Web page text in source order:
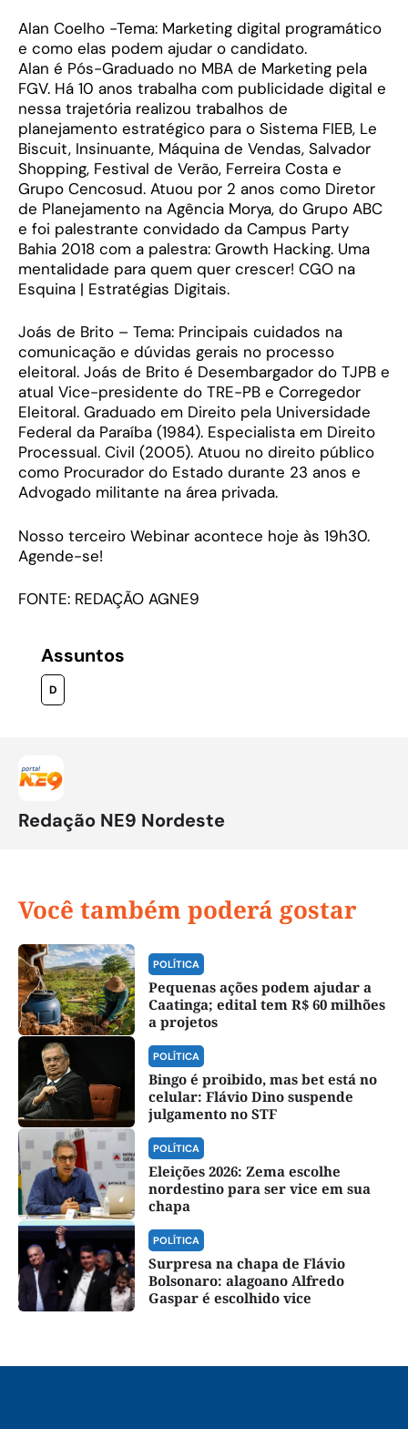
Alan Coelho -Tema: Marketing digital programático
e como elas podem ajudar o candidato.
Alan é Pós-Graduado no MBA de Marketing pela
FGV. Há 10 anos trabalha com publicidade digital e
nessa trajetória realizou trabalhos de
planejamento estratégico para o Sistema FIEB, Le
Biscuit, Insinuante, Máquina de Vendas, Salvador
Shopping, Festival de Verão, Ferreira Costa e
Grupo Cencosud. Atuou por 2 anos como Diretor
de Planejamento na Agência Morya, do Grupo ABC
e foi palestrante convidado da Campus Party
Bahia 2018 com a palestra: Growth Hacking. Uma
mentalidade para quem quer crescer! CGO na
Esquina | Estratégias Digitais.
Joás de Brito – Tema: Principais cuidados na
comunicação e dúvidas gerais no processo
eleitoral. Joás de Brito é Desembargador do TJPB e
atual Vice-presidente do TRE-PB e Corregedor
Eleitoral. Graduado em Direito pela Universidade
Federal da Paraíba (1984). Especialista em Direito
Processual. Civil (2005). Atuou no direito público
como Procurador do Estado durante 23 anos e
Advogado militante na área privada.
Nosso terceiro Webinar acontece hoje às 19h30.
Agende-se!
FONTE: REDAÇÃO AGNE9
Assuntos
D
Redação NE9 Nordeste
Você também poderá gostar
POLÍTICA
Pequenas ações podem ajudar a
Caatinga; edital tem R$ 60 milhões
a projetos
POLÍTICA
Bingo é proibido, mas bet está no
celular: Flávio Dino suspende
julgamento no STF
POLÍTICA
Eleições 2026: Zema escolhe
nordestino para ser vice em sua
chapa
POLÍTICA
Surpresa na chapa de Flávio
Bolsonaro: alagoano Alfredo
Gaspar é escolhido vice